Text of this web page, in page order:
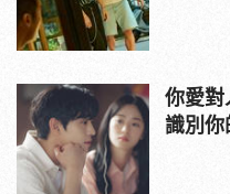
你愛對
識別你